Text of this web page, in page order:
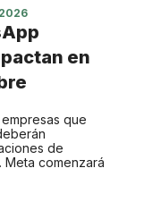
en
que
de
Meta comenzará